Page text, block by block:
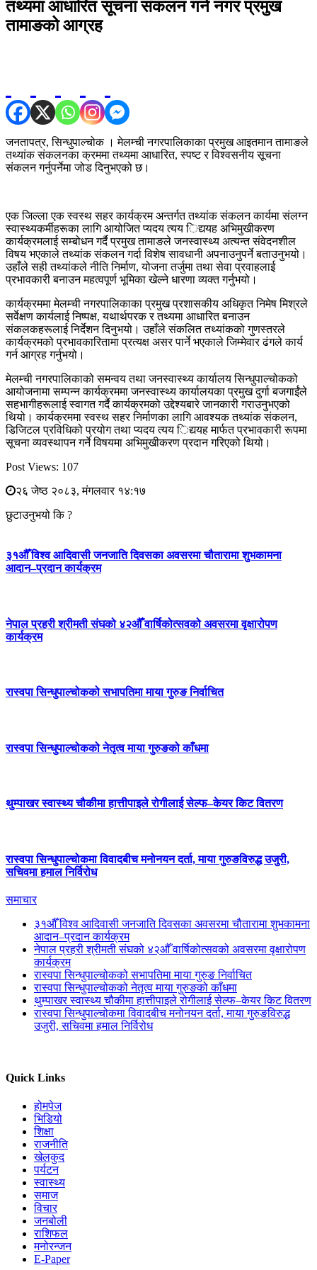
तथ्यमा आधारित सूचना संकलन गर्न नगर प्रमुख
तामाङको आग्रह
जनतापत्र, सिन्धुपाल्चोक । मेलम्ची नगरपालिकाका प्रमुख आइतमान तामाङले
तथ्यांक संकलनका क्रममा तथ्यमा आधारित, स्पष्ट र विश्वसनीय सूचना
संकलन गर्नुपर्नेमा जोड दिनुभएको छ।
एक जिल्ला एक स्वस्थ सहर कार्यक्रम अन्तर्गत तथ्यांक संकलन कार्यमा संलग्न
स्वास्थ्यकर्मीहरूका लागि आयोजित प्यदय त्यय िद्ययह अभिमुखीकरण
कार्यक्रमलाई सम्बोधन गर्दै प्रमुख तामाङले जनस्वास्थ्य अत्यन्त संवेदनशील
विषय भएकाले तथ्यांक संकलन गर्दा विशेष सावधानी अपनाउनुपर्ने बताउनुभयो।
उहाँले सही तथ्यांकले नीति निर्माण, योजना तर्जुमा तथा सेवा प्रवाहलाई
प्रभावकारी बनाउन महत्वपूर्ण भूमिका खेल्ने धारणा व्यक्त गर्नुभयो।
कार्यक्रममा मेलम्ची नगरपालिकाका प्रमुख प्रशासकीय अधिकृत निमेष मिश्रले
सर्वेक्षण कार्यलाई निष्पक्ष, यथार्थपरक र तथ्यमा आधारित बनाउन
संकलकहरूलाई निर्देशन दिनुभयो। उहाँले संकलित तथ्यांकको गुणस्तरले
कार्यक्रमको प्रभावकारितामा प्रत्यक्ष असर पार्ने भएकाले जिम्मेवार ढंगले कार्य
गर्न आग्रह गर्नुभयो।
मेलम्ची नगरपालिकाको समन्वय तथा जनस्वास्थ्य कार्यालय सिन्धुपाल्चोकको
आयोजनामा सम्पन्न कार्यक्रममा जनस्वास्थ्य कार्यालयका प्रमुख दुर्गा बजगाईंले
सहभागीहरूलाई स्वागत गर्दै कार्यक्रमको उद्देश्यबारे जानकारी गराउनुभएको
थियो। कार्यक्रममा स्वस्थ सहर निर्माणका लागि आवश्यक तथ्यांक संकलन,
डिजिटल प्रविधिको प्रयोग तथा प्यदय त्यय िद्ययह मार्फत प्रभावकारी रूपमा
सूचना व्यवस्थापन गर्ने विषयमा अभिमुखीकरण प्रदान गरिएको थियो।
Post Views: 107
२६ जेष्ठ २०८३, मंगलवार १४:१७
छुटाउनुभयो कि ?
३१औँ विश्व आदिवासी जनजाति दिवसका अवसरमा चौतारामा शुभकामना
आदान–प्रदान कार्यक्रम
नेपाल प्रहरी श्रीमती संघको ४२औँ वार्षिकोत्सवको अवसरमा वृक्षारोपण
कार्यक्रम
रास्वपा सिन्धुपाल्चोकको सभापतिमा माया गुरुङ निर्वाचित
रास्वपा सिन्धुपाल्चोकको नेतृत्व माया गुरुङको काँधमा
थुम्पाखर स्वास्थ्य चौकीमा हात्तीपाइले रोगीलाई सेल्फ–केयर किट वितरण
रास्वपा सिन्धुपाल्चोकमा विवादबीच मनोनयन दर्ता, माया गुरुङविरुद्ध उजुरी,
सचिवमा हमाल निर्विरोध
समाचार
३१औँ विश्व आदिवासी जनजाति दिवसका अवसरमा चौतारामा शुभकामना
आदान–प्रदान कार्यक्रम
नेपाल प्रहरी श्रीमती संघको ४२औँ वार्षिकोत्सवको अवसरमा वृक्षारोपण
कार्यक्रम
रास्वपा सिन्धुपाल्चोकको सभापतिमा माया गुरुङ निर्वाचित
रास्वपा सिन्धुपाल्चोकको नेतृत्व माया गुरुङको काँधमा
थुम्पाखर स्वास्थ्य चौकीमा हात्तीपाइले रोगीलाई सेल्फ–केयर किट वितरण
रास्वपा सिन्धुपाल्चोकमा विवादबीच मनोनयन दर्ता, माया गुरुङविरुद्ध
उजुरी, सचिवमा हमाल निर्विरोध
Quick Links
होमपेज
भिडियो
शिक्षा
राजनीति
खेलकुद
पर्यटन
स्वास्थ्य
समाज
विचार
जनबोली
राशिफल
मनोरन्जन
E-Paper